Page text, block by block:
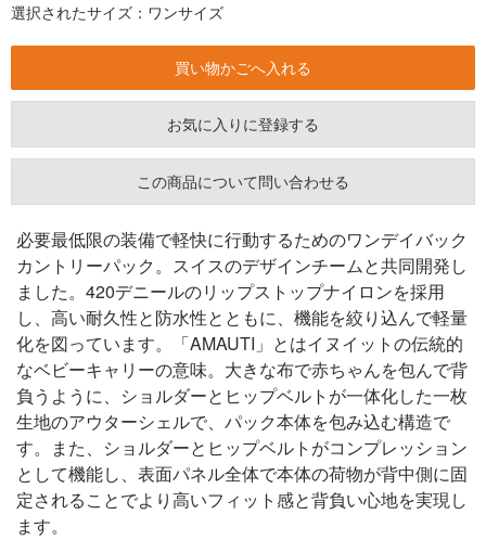
選択されたサイズ：ワンサイズ
お気に入りに登録する
この商品について問い合わせる
必要最低限の装備で軽快に行動するためのワンデイバック
カントリーパック。スイスのデザインチームと共同開発し
ました。420デニールのリップストップナイロンを採用
し、高い耐久性と防水性とともに、機能を絞り込んで軽量
化を図っています。「AMAUTI」とはイヌイットの伝統的
なベビーキャリーの意味。大きな布で赤ちゃんを包んで背
負うように、ショルダーとヒップベルトが一体化した一枚
生地のアウターシェルで、パック本体を包み込む構造で
す。また、ショルダーとヒップベルトがコンプレッション
として機能し、表面パネル全体で本体の荷物が背中側に固
定されることでより高いフィット感と背負い心地を実現し
ます。